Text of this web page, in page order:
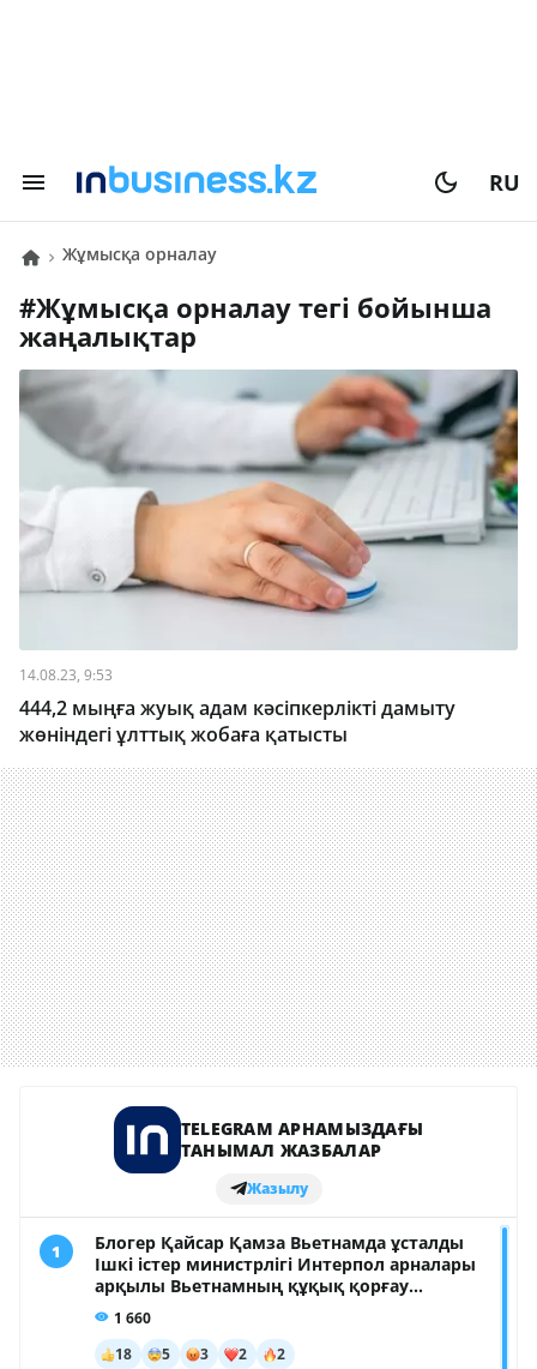
RU
жұмысқа орналау
# жұмысқа орналау тегі бойынша
жаңалықтар
14.08.23, 9:53
444,2 мыңға жуық адам кәсіпкерлікті дамыту
жөніндегі ұлттық жобаға қатысты